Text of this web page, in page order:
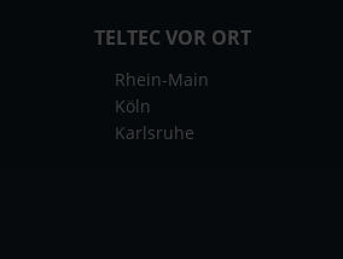
TELTEC VOR ORT
Rhein-Main
Köln
Karlsruhe